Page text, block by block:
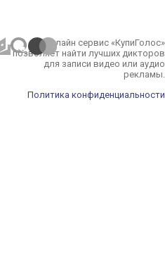
Онлайн сервис «КупиГолос»
позволяет найти лучших дикторов
для записи видео или аудио
рекламы.
Политика конфиденциальности